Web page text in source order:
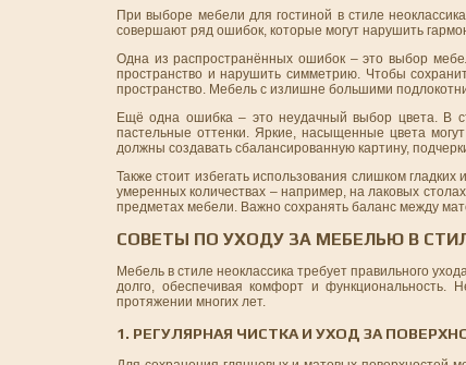
При выборе мебели для гостиной в стиле
совершают ряд ошибок, которые могут нарушить
Одна из распространённых ошибок – это выбор
пространство и нарушить симметрию. Чтобы
пространство. Мебель с излишне большими
Ещё одна ошибка – это неудачный выбор цвета. В
пастельные оттенки. Яркие, насыщенные цвета
должны создавать сбалансированную картину,
Также стоит избегать использования слишком
умеренных количествах – например, на лаковых
предметах мебели. Важно сохранять баланс между
СОВЕТЫ ПО УХОДУ ЗА МЕБЕЛЬЮ В
Мебель в стиле неоклассика требует правильного
долго, обеспечивая комфорт и функциональность.
протяжении многих лет.
1. РЕГУЛЯРНАЯ ЧИСТКА И УХОД ЗА